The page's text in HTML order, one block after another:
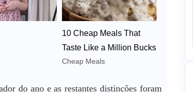
10 Cheap Meals That
Taste Like a Million Bucks
Cheap Meals
do ano e as restantes distinções foram